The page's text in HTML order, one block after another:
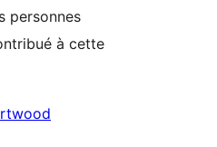
personnes
à cette